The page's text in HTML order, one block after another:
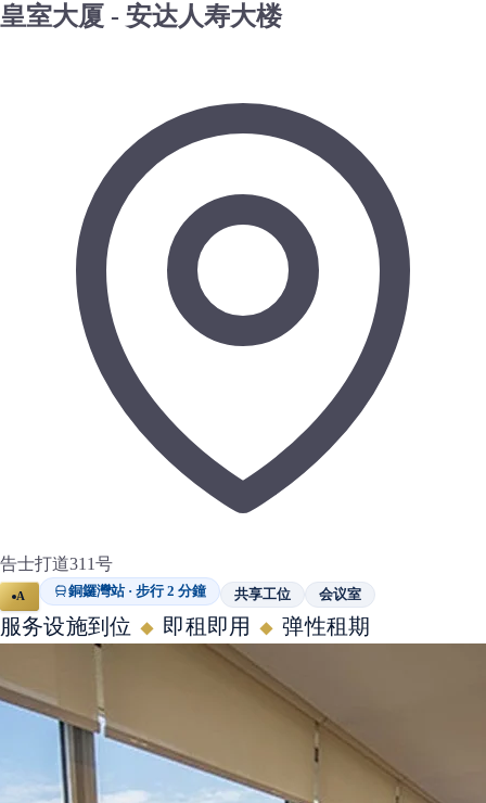
皇室大厦 - 安达人寿大楼
告士打道311号
A 銅鑼灣站 · 步行 2 分鐘 共享工位 会议室
服务设施到位 ◆ 即租即用 ◆ 弹性租期